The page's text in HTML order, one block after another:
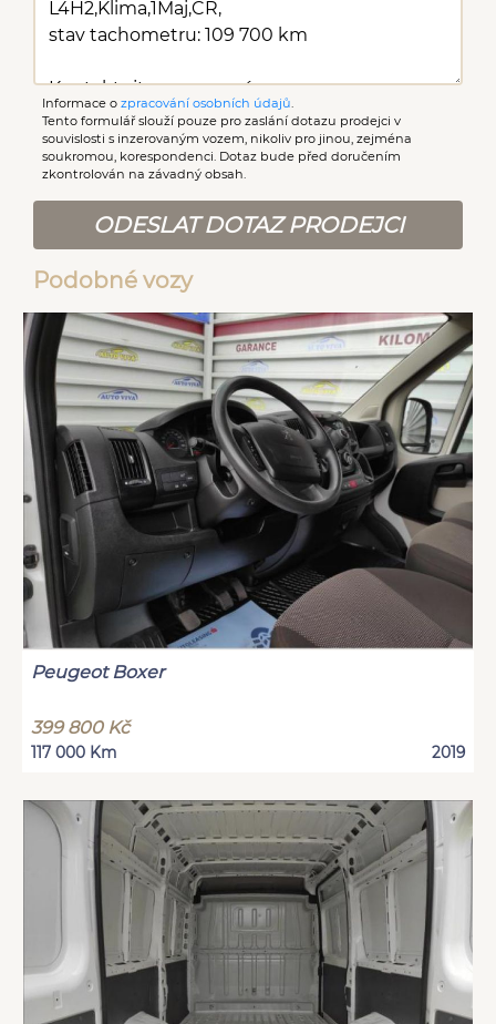
Informace o zpracování osobních údajů
Tento formulář slouží pouze pro zaslání dotazu prodejci v
souvislosti s inzerovaným vozem, nikoliv pro jinou, zejména
soukromou, korespondenci. Dotaz bude před doručením
zkontrolován na závadný obsah.
ODESLAT DOTAZ PRODEJCI
Podobné vozy
Peugeot Boxer
399 800 Kč
117 000 Km 2019